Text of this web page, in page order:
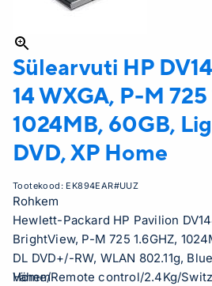
Sülearvuti HP
14 WXGA, P-M 725
1024MB, 60GB,
DVD, XP Home
Tootekood: EK894EAR#UUZ
Rohkem
Hewlett-Packard HP Pavilion
BrightView, P-M 725 1.6GHZ,
DL DVD+/-RW, WLAN 802.11g,
Home/Remote control/2.4Kg/
Vähem